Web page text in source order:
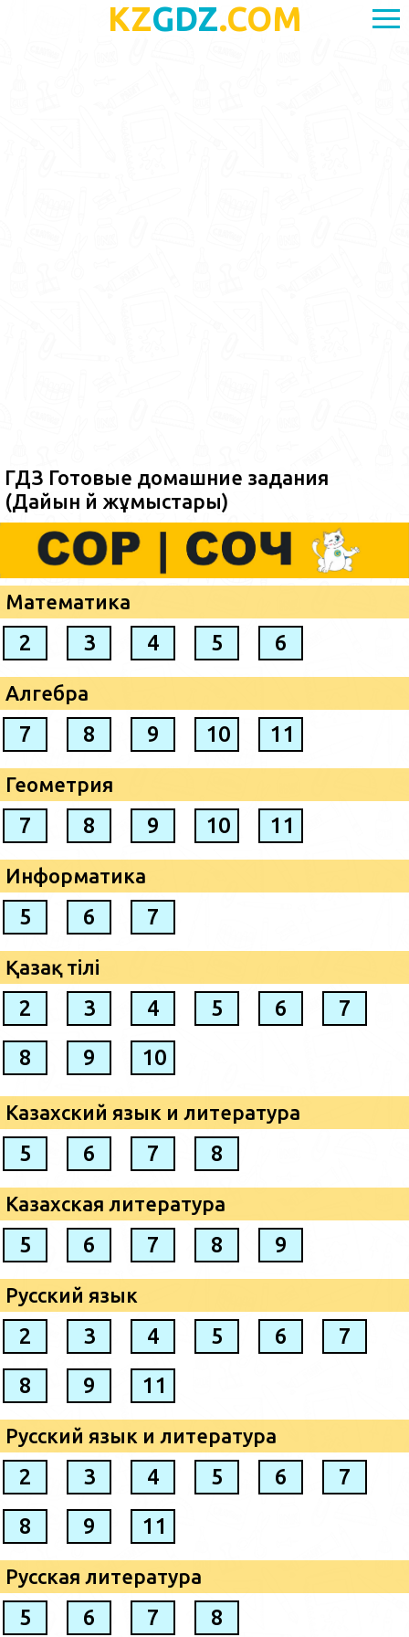
KZGDZ.COM
ГДЗ Готовые домашние задания
(Дайын үй жұмыстары)
Математика
2 3 4 5 6
Алгебра
7 8 9 10 11
Геометрия
7 8 9 10 11
Информатика
5 6 7
Қазақ тілі
2 3 4 5 6
7
8
9 10
Казахский язык и литература
5 6 7 8
Казахская литература
5 6 7 8 9
Русский язык
2 3 4 5 6
7
8
9 11
Русский язык и литература
2 3 4 5 6
7
8
9 11
Русская литература
5 6 7 8